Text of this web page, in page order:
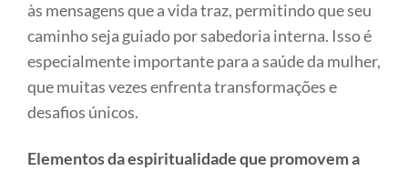
às mensagens que a vida traz, permitindo que seu
caminho seja guiado por sabedoria interna. Isso é
especialmente importante para a saúde da mulher,
que muitas vezes enfrenta transformações e
desafios únicos.
Elementos da espiritualidade que promovem a